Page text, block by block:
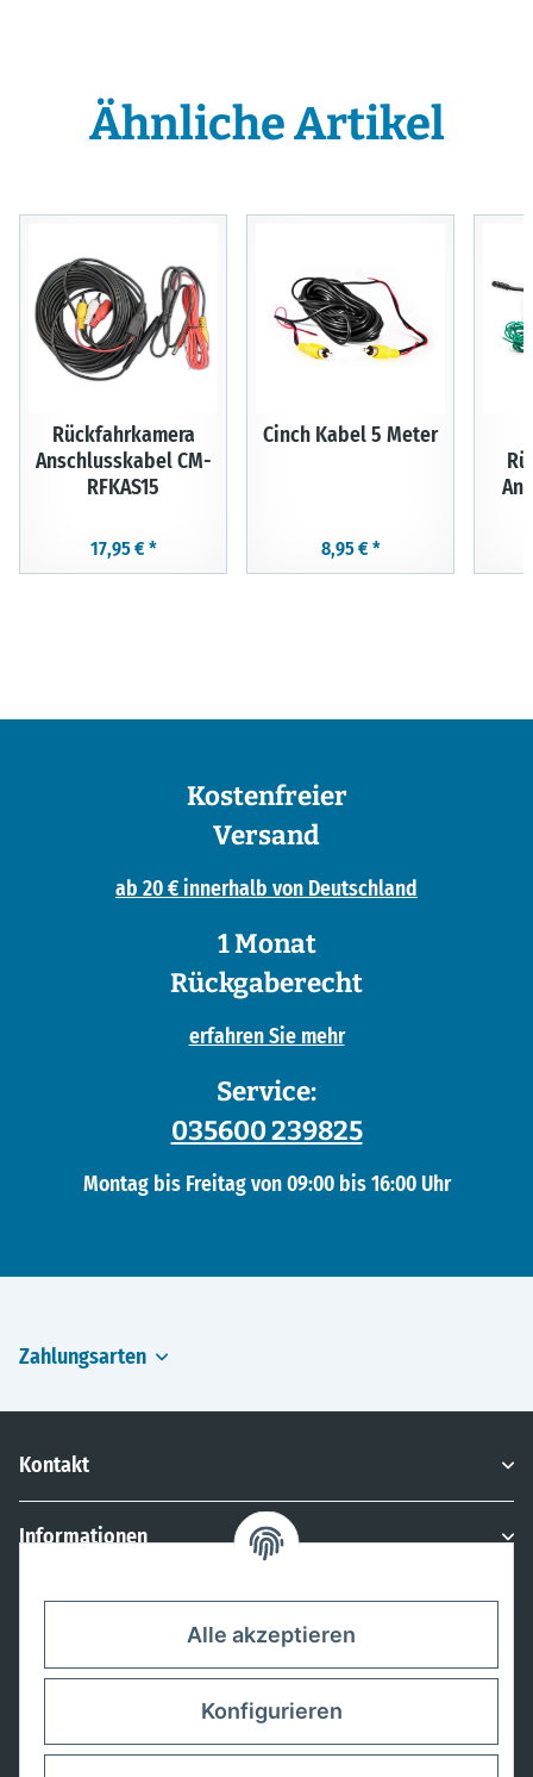
Alle akzeptieren
Konfigurieren
Ähnliche Artikel
Rückfahrkamera
Anschlusskabel CM-
RFKAS15
17,95 € *
Cinch Kabel 5 Meter
8,95 € *
Kostenfreier
Versand
ab 20 € innerhalb von Deutschland
1 Monat
Rückgaberecht
erfahren Sie mehr
Service:
035600 239825
Montag bis Freitag von 09:00 bis 16:00 Uhr
Zahlungsarten
Kontakt
Informationen
Rechtliches